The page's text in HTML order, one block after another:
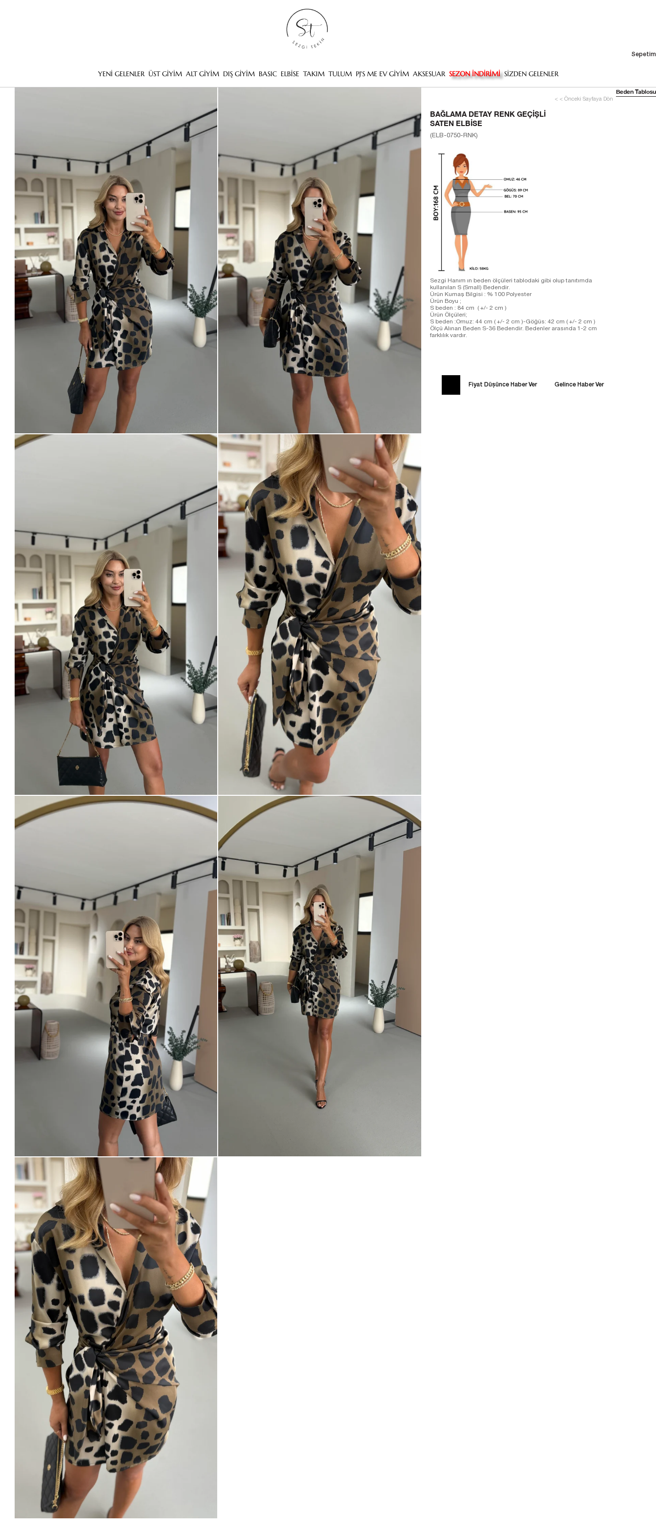
Sepetim
YENİ GELENLER ÜST GİYİM ALT GİYİM DIŞ GİYİM BASIC ELBİSE TAKIM TULUM PJ'S ME EV GİYİM AKSESUAR SEZON İNDİRİMİ SİZDEN GELENLER
< < Önceki Sayfaya Dön
BAĞLAMA DETAY RENK GEÇIŞLI
SATEN ELBISE
(ELB-0750-RNK)
Sezgi Hanım ın beden ölçüleri tablodaki gibi olup tanıtımda
kullanılan S (Small) Bedendir.
Ürün Kumaş Bilgisi : % 100 Polyester
Ürün Boyu ;
S beden : 84 cm ( +/- 2 cm )
Ürün Ölçüleri;
S beden :Omuz: 44 cm ( +/- 2 cm )-Göğüs: 42 cm ( +/- 2 cm )
Ölçü Alınan Beden S-36 Bedendir. Bedenler arasında 1-2 cm
farklılık vardır.
Fiyat Düşünce Haber Ver Gelince Haber Ver
Beden Tablosu